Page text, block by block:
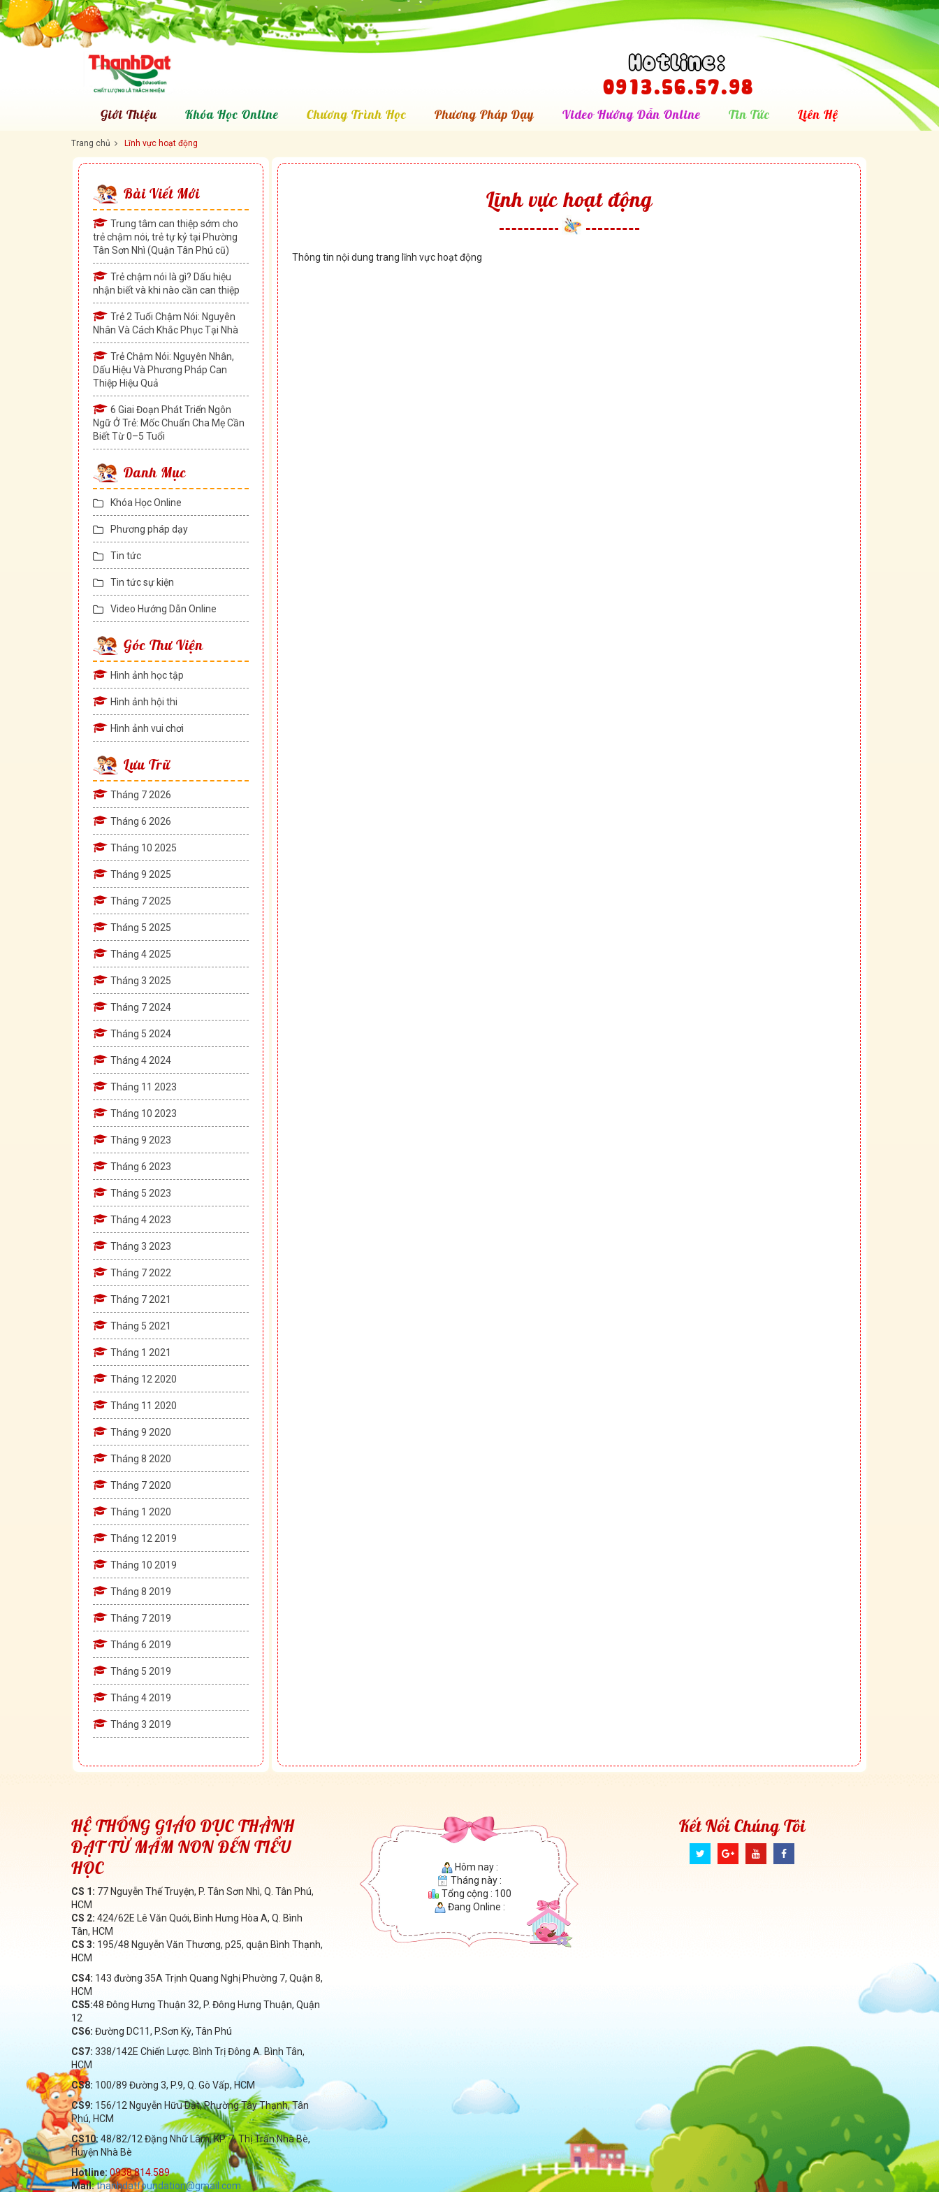
Hotline:
0913.56.57.98
Giới Thiệu Khóa Học Online Chương Trình Học Phương Pháp Dạy Video Hướng Dẫn Online Tin Tức Liên Hệ
Trang chủ Lĩnh vực hoạt động
Bài Viết Mới
Trung tâm can thiệp sớm cho
trẻ chậm nói, trẻ tự kỷ tại Phường
Tân Sơn Nhì (Quận Tân Phú cũ)
Trẻ chậm nói là gì? Dấu hiệu
nhận biết và khi nào cần can thiệp
Trẻ 2 Tuổi Chậm Nói: Nguyên
Nhân Và Cách Khắc Phục Tại Nhà
Trẻ Chậm Nói: Nguyên Nhân,
Dấu Hiệu Và Phương Pháp Can
Thiệp Hiệu Quả
6 Giai Đoạn Phát Triển Ngôn
Ngữ Ở Trẻ: Mốc Chuẩn Cha Mẹ Cần
Biết Từ 0–5 Tuổi
Danh Mục
Khóa Học Online
Phương pháp dạy
Tin tức
Tin tức sự kiện
Video Hướng Dẫn Online
Góc Thư Viện
Hình ảnh học tập
Hình ảnh hội thi
Hình ảnh vui chơi
Lưu Trữ
Tháng 7 2026
Tháng 6 2026
Tháng 10 2025
Tháng 9 2025
Tháng 7 2025
Tháng 5 2025
Tháng 4 2025
Tháng 3 2025
Tháng 7 2024
Tháng 5 2024
Tháng 4 2024
Tháng 11 2023
Tháng 10 2023
Tháng 9 2023
Tháng 6 2023
Tháng 5 2023
Tháng 4 2023
Tháng 3 2023
Tháng 7 2022
Tháng 7 2021
Tháng 5 2021
Tháng 1 2021
Tháng 12 2020
Tháng 11 2020
Tháng 9 2020
Tháng 8 2020
Tháng 7 2020
Tháng 1 2020
Tháng 12 2019
Tháng 10 2019
Tháng 8 2019
Tháng 7 2019
Tháng 6 2019
Tháng 5 2019
Tháng 4 2019
Tháng 3 2019
Lĩnh vực hoạt động
Thông tin nội dung trang lĩnh vực hoạt động
HỆ THỐNG GIÁO DỤC THÀNH
ĐẠT TỪ MẦM NON ĐẾN TIỂU
HỌC
CS 1: 77 Nguyễn Thế Truyện, P. Tân Sơn Nhì, Q. Tân Phú,
HCM
CS 2: 424/62E Lê Văn Quới, Bình Hưng Hòa A, Q. Bình
Tân, HCM
CS 3: 195/48 Nguyễn Văn Thương, p25, quận Bình Thạnh,
HCM
CS4: 143 đường 35A Trịnh Quang Nghị Phường 7, Quận 8,
HCM
CS5:48 Đông Hưng Thuận 32, P. Đông Hưng Thuận, Quận
12
CS6: Đường DC11, P.Sơn Kỳ, Tân Phú
CS7: 338/142E Chiến Lược. Bình Trị Đông A. Bình Tân,
HCM
CS8: 100/89 Đường 3, P.9, Q. Gò Vấp, HCM
CS9: 156/12 Nguyễn Hữu Dật, Phường Tây Thạnh, Tân
Phú, HCM
CS10: 48/82/12 Đặng Nhữ Lâm, KP. 7, Thị Trấn Nhà Bè,
Huyện Nhà Bè
Hotline: 0938.814.589
Mail:thanhdatfoundation@gmail.com
Hôm nay :
Tháng này :
Tổng cộng : 100
Đang Online :
Kết Nối Chúng Tôi